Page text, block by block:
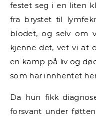
festet seg i en liten
fra brystet til
blodet, og selv om
kjenne det, vet vi at
en kamp på liv og
som har innhentet
Da hun fikk
forsvant under